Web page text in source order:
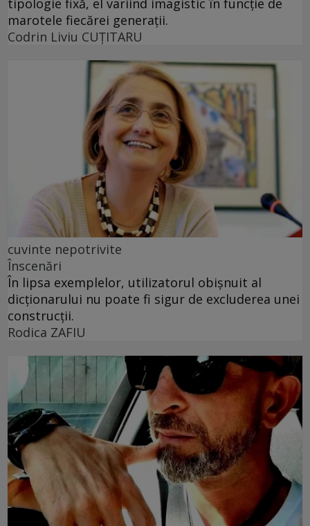
tipologie fixă, el variind imagistic în funcţie de
marotele fiecărei generaţii.
Codrin Liviu CUŢITARU
cuvinte nepotrivite
Înscenări
În lipsa exemplelor, utilizatorul obișnuit al
dicționarului nu poate fi sigur de excluderea unei
construcții.
Rodica ZAFIU